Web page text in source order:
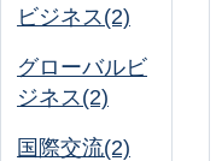
ビジネス(2)
グローバルビ
ジネス(2)
国際交流(2)